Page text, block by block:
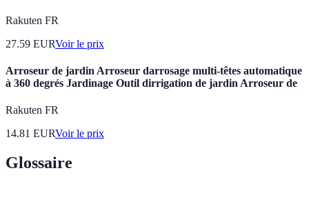
Rakuten FR
27.59 EURVoir le prix
Arroseur de jardin Arroseur darrosage multi-têtes automatique
à 360 degrés Jardinage Outil dirrigation de jardin Arroseur de
Rakuten FR
14.81 EURVoir le prix
Glossaire